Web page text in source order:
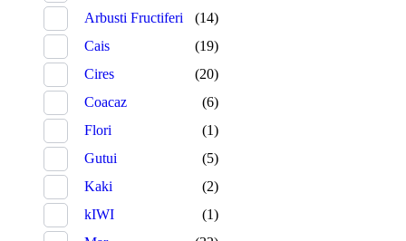
Arbusti Fructiferi
(14)
Cais
(19)
Cires
(20)
Coacaz
(6)
Flori
(1)
Gutui
(5)
Kaki
(2)
kIWI
(1)